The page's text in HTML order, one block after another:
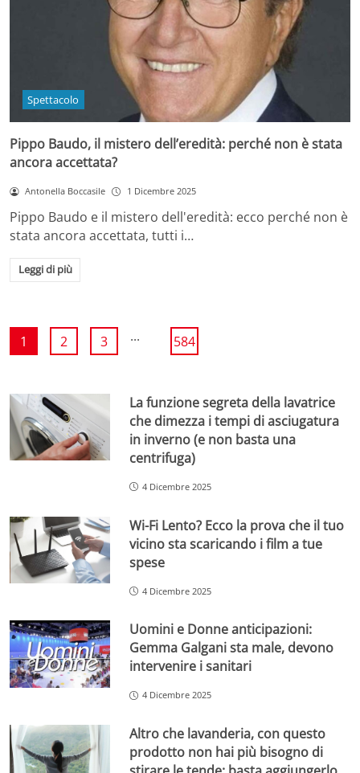
Spettacolo
Pippo Baudo, il mistero dell’eredità: perché non è stata
ancora accettata?
Antonella Boccasile 1 Dicembre 2025
Pippo Baudo e il mistero dell'eredità: ecco perché non è
stata ancora accettata, tutti i…
Leggi di più
1 2 3 ... 584
La funzione segreta della lavatrice
che dimezza i tempi di asciugatura
in inverno (e non basta una
centrifuga)
4 Dicembre 2025
Wi-Fi Lento? Ecco la prova che il tuo
vicino sta scaricando i film a tue
spese
4 Dicembre 2025
Uomini e Donne anticipazioni:
Gemma Galgani sta male, devono
intervenire i sanitari
4 Dicembre 2025
Altro che lavanderia, con questo
prodotto non hai più bisogno di